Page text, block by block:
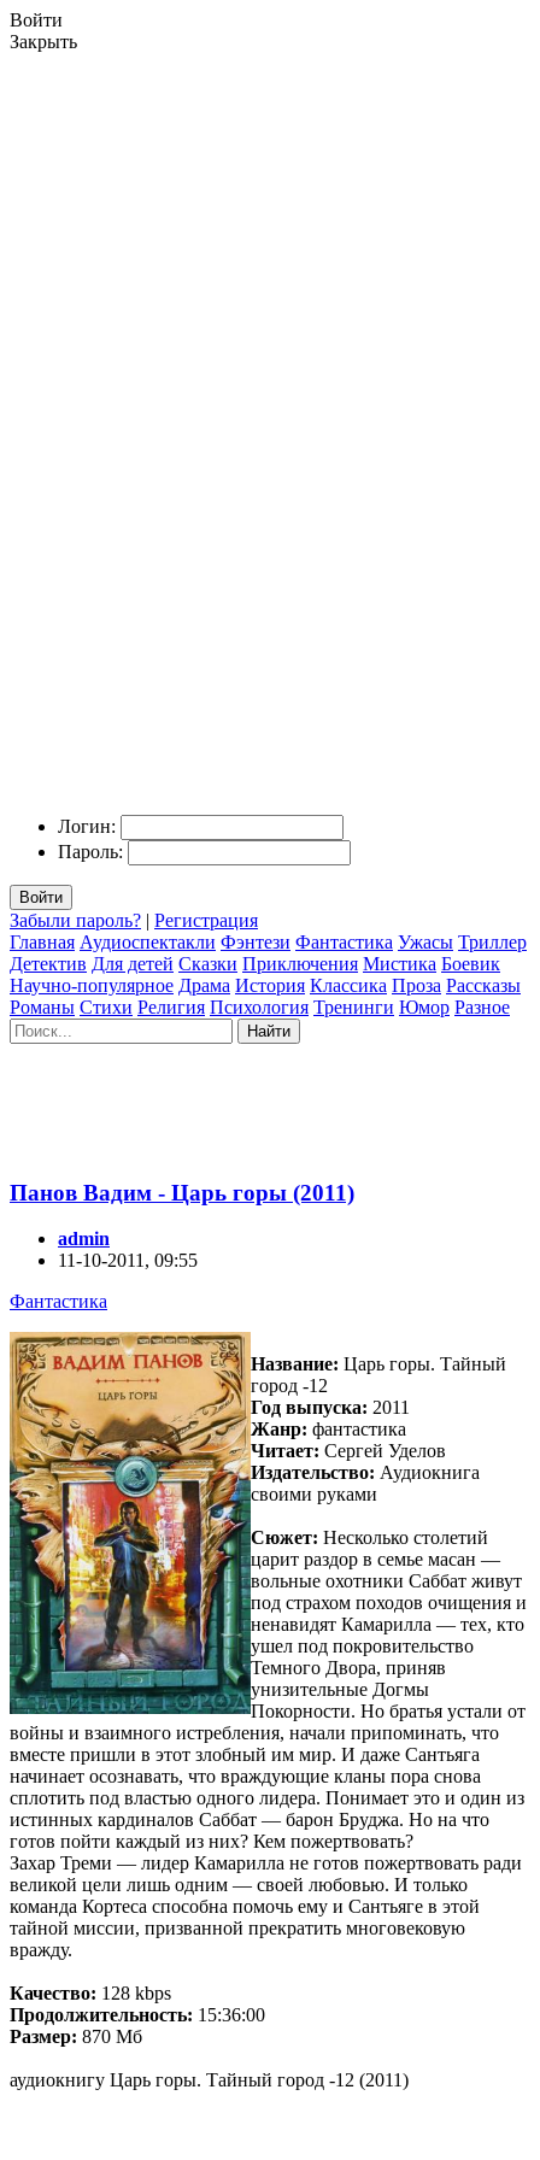
Войти
Закрыть
Логин:
Пароль:
Войти
Забыли пароль? | Регистрация
Главная Аудиоспектакли Фэнтези Фантастика Ужасы Триллер
Детектив Для детей Сказки Приключения Мистика Боевик
Научно-популярное Драма История Классика Проза Рассказы
Романы Стихи Религия Психология Тренинги Юмор Разное
Найти
Панов Вадим - Царь горы (2011)
admin
11-10-2011, 09:55
Фантастика
Название: Царь горы. Тайный
город -12
Год выпуска: 2011
Жанр: фантастика
Читает: Сергей Уделов
Издательство: Аудиокнига
своими руками
Сюжет: Несколько столетий
царит раздор в семье масан —
вольные охотники Саббат живут
под страхом походов очищения и
ненавидят Камарилла — тех, кто
ушел под покровительство
Темного Двора, приняв
унизительные Догмы
Покорности. Но братья устали от
войны и взаимного истребления, начали припоминать, что
вместе пришли в этот злобный им мир. И даже Сантьяга
начинает осознавать, что враждующие кланы пора снова
сплотить под властью одного лидера. Понимает это и один из
истинных кардиналов Саббат — барон Бруджа. Но на что
готов пойти каждый из них? Кем пожертвовать?
Захар Треми — лидер Камарилла не готов пожертвовать ради
великой цели лишь одним — своей любовью. И только
команда Кортеса способна помочь ему и Сантьяге в этой
тайной миссии, призванной прекратить многовековую
вражду.
Качество: 128 kbps
Продолжительность: 15:36:00
Размер: 870 Мб
аудиокнигу Царь горы. Тайный город -12 (2011)